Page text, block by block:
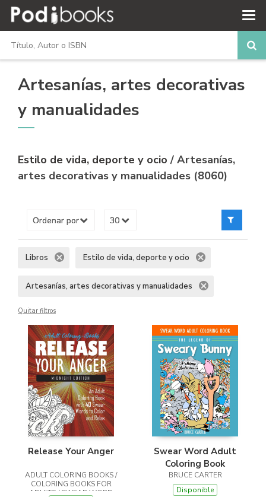
Artesanías, artes decorativas
y manualidades
Estilo de vida, deporte y ocio/ Artesanías,
artes decorativas y manualidades (8060)
Libros Estilo de vida, deporte y ocio
Artesanías, artes decorativas y manualidades
Quitar filtros
Release Your Anger
ADULT COLORING BOOKS /
COLORING BOOKS FOR
ADULTS / SWEAR WORD
Swear Word Adult
Coloring Book
BRUCE CARTER
Disponible